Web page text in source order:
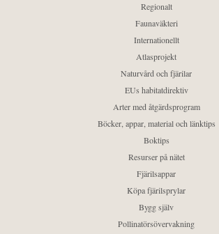
Regionalt
Faunaväkteri
Internationellt
Atlasprojekt
Naturvård och fjärilar
EUs habitatdirektiv
Arter med åtgärdsprogram
Böcker, appar, material och länktips
Boktips
Resurser på nätet
Fjärilsappar
Köpa fjärilsprylar
Bygg själv
Pollinatörsövervakning